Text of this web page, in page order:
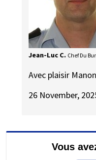
Jean-Luc C. Chef Du
Avec plaisir Manon
26 November,
Vous